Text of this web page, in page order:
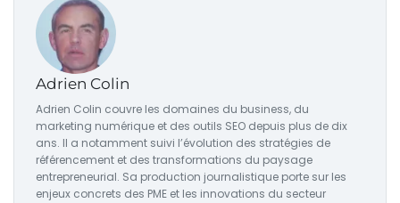
Adrien Colin
Adrien Colin couvre les domaines du business, du
marketing numérique et des outils SEO depuis plus de dix
ans. Il a notamment suivi l’évolution des stratégies de
référencement et des transformations du paysage
entrepreneurial. Sa production journalistique porte sur les
enjeux concrets des PME et les innovations du secteur